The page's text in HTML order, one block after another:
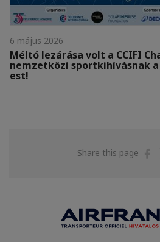
6 május 2026
Méltó lezárása volt a CCIFI
nemzetközi sportkihívásnak
est!
Share this page